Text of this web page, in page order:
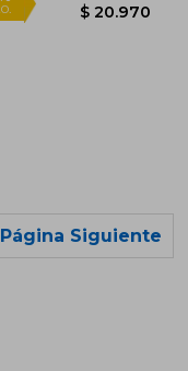
Página Siguiente